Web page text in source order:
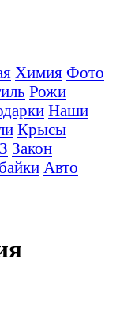
Химия Фото
Рожи
Наши
Крысы
Закон
Авто